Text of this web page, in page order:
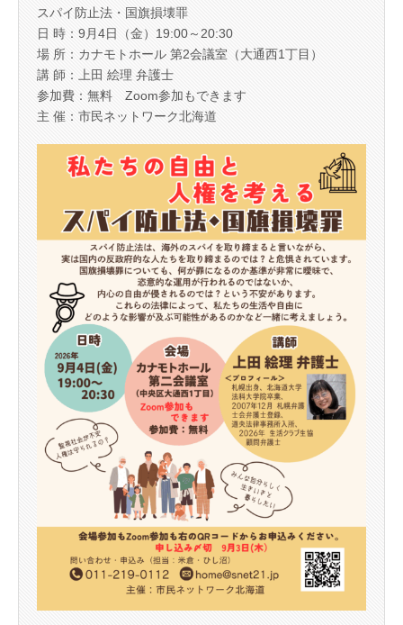
スパイ防止法・国旗損壊罪
日 時：9月4日（金）19:00～20:30
場 所：カナモトホール 第2会議室（大通西1丁目）
講 師：上田 絵理 弁護士
参加費：無料 Zoom参加もできます
主 催：市民ネットワーク北海道